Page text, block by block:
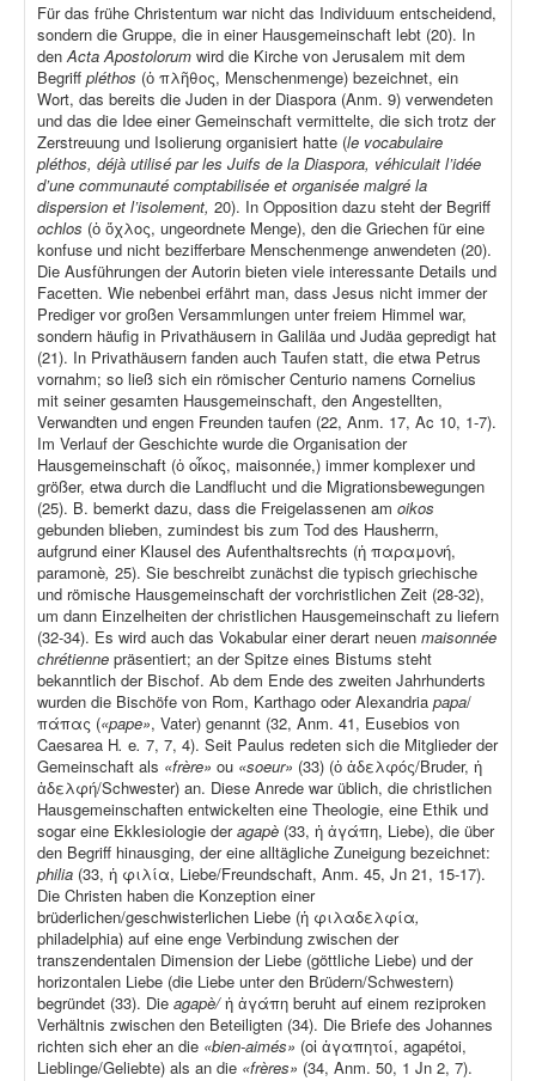
Für das frühe Christentum war nicht das Individuum entscheidend,
sondern die Gruppe, die in einer Hausgemeinschaft lebt (20). In
denActa Apostolorum wird die Kirche von Jerusalem mit dem
Begriff pléthos (ὁ πλῆθος, Menschenmenge) bezeichnet, ein
Wort, das bereits die Juden in der Diaspora (Anm. 9) verwendeten
und das die Idee einer Gemeinschaft vermittelte, die sich trotz der
Zerstreuung und Isolierung organisiert hatte (le vocabulaire
pléthos, déjà utilisé par les Juifs de la Diaspora, véhiculait l’idée
d’une communauté comptabilisée et organisée malgré la
dispersion et l’isolement, 20). In Opposition dazu steht der Begriff
ochlos (ὁ ὄχλος, ungeordnete Menge), den die Griechen für eine
konfuse und nicht bezifferbare Menschenmenge anwendeten (20).
Die Ausführungen der Autorin bieten viele interessante Details und
Facetten. Wie nebenbei erfährt man, dass Jesus nicht immer der
Prediger vor großen Versammlungen unter freiem Himmel war,
sondern häufig in Privathäusern in Galiläa und Judäa gepredigt hat
(21). In Privathäusern fanden auch Taufen statt, die etwa Petrus
vornahm; so ließ sich ein römischer Centurio namens Cornelius
mit seiner gesamten Hausgemeinschaft, den Angestellten,
Verwandten und engen Freunden taufen (22, Anm. 17, Ac 10, 1-7).
Im Verlauf der Geschichte wurde die Organisation der
Hausgemeinschaft (ὁ οἶκος, maisonnée,) immer komplexer und
größer, etwa durch die Landflucht und die Migrationsbewegungen
(25). B. bemerkt dazu, dass die Freigelassenen am oikos
gebunden blieben, zumindest bis zum Tod des Hausherrn,
aufgrund einer Klausel des Aufenthaltsrechts (ἡ παραμονή,
paramonè, 25). Sie beschreibt zunächst die typisch griechische
und römische Hausgemeinschaft der vorchristlichen Zeit (28-32),
um dann Einzelheiten der christlichen Hausgemeinschaft zu liefern
(32-34). Es wird auch das Vokabular einer derart neuen maisonnée
chrétienne präsentiert; an der Spitze eines Bistums steht
bekanntlich der Bischof. Ab dem Ende des zweiten Jahrhunderts
wurden die Bischöfe von Rom, Karthago oder Alexandria papa/
πάπας («pape», Vater) genannt (32, Anm. 41, Eusebios von
Caesarea H. e. 7, 7, 4). Seit Paulus redeten sich die Mitglieder der
Gemeinschaft als «frère» ou «soeur» (33) (ὁ ἀδελφός/Bruder, ἡ
ἀδελφή/Schwester) an. Diese Anrede war üblich, die christlichen
Hausgemeinschaften entwickelten eine Theologie, eine Ethik und
sogar eine Ekklesiologie deragapè (33, ἡ ἀγάπη, Liebe), die über
den Begriff hinausging, der eine alltägliche Zuneigung bezeichnet:
philia (33, ἡ φιλία, Liebe/Freundschaft, Anm. 45, Jn 21, 15-17).
Die Christen haben die Konzeption einer
brüderlichen/geschwisterlichen Liebe (ἡ φιλαδελφία,
philadelphia) auf eine enge Verbindung zwischen der
transzendentalen Dimension der Liebe (göttliche Liebe) und der
horizontalen Liebe (die Liebe unter den Brüdern/Schwestern)
begründet (33). Die agapè/ἡ ἀγάπη beruht auf einem reziproken
Verhältnis zwischen den Beteiligten (34). Die Briefe des Johannes
richten sich eher an die «bien-aimés» (οἱ ἀγαπητοί, agapétoi,
Lieblinge/Geliebte) als an die «frères» (34, Anm. 50, 1 Jn 2, 7).